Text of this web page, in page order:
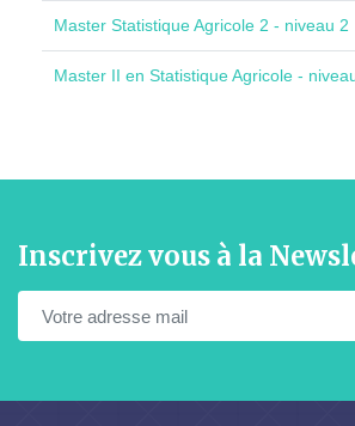
Master Statistique Agricole 2 - niveau 2
Master II en Statistique Agricole -
Inscrivez vous à la